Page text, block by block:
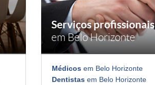
Serviços profissionais
em Belo Horizonte
Médicos em Belo Horizonte
Dentistas em Belo Horizonte